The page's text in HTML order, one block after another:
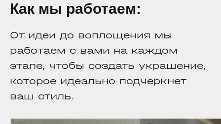
Как мы работаем:
От идеи до воплощения мы
работаем с вами на каждом
этапе, чтобы создать украшение,
которое идеально подчеркнет
ваш стиль.